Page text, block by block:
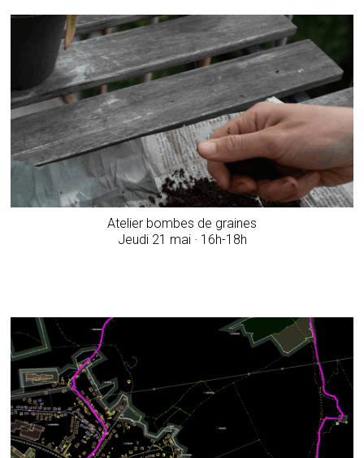
Atelier bombes de graines
­Jeudi 21 mai · 16h-18h